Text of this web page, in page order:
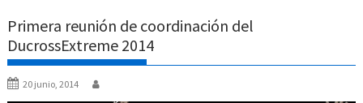
Primera reunión de coordinación del
DucrossExtreme 2014
20 junio, 2014